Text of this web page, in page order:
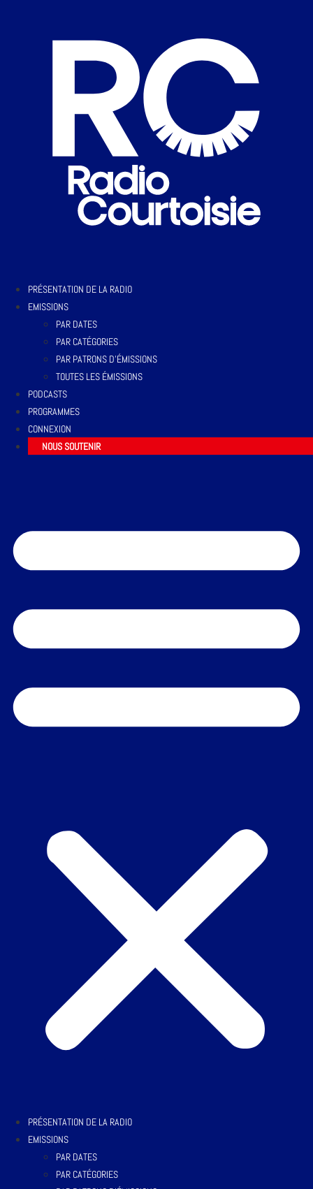
PRÉSENTATION DE LA RADIO
EMISSIONS
PAR DATES
PAR CATÉGORIES
PAR PATRONS D’ÉMISSIONS
TOUTES LES ÉMISSIONS
PODCASTS
PROGRAMMES
CONNEXION
NOUS SOUTENIR
PRÉSENTATION DE LA RADIO
EMISSIONS
PAR DATES
PAR CATÉGORIES